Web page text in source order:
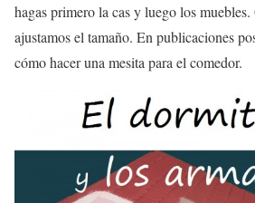
hagas primero la cas y luego los
ajustamos el tamaño. En publicaciones
cómo hacer una mesita para el comedor.